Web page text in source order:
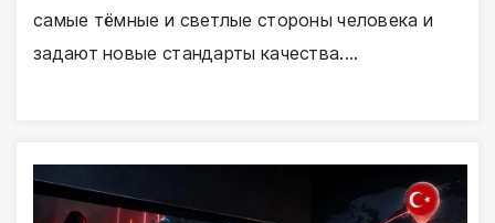
самые тёмные и светлые стороны человека и
задают новые стандарты качества.…